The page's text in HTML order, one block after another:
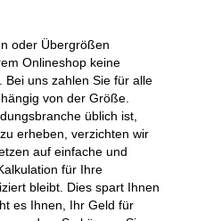
oder Übergrößen
Onlineshop keine
Bei uns zahlen Sie für alle
von der Größe.
üblich ist,
erheben, verzichten wir
auf einfache und
für Ihre
bleibt. Dies spart Ihnen
es Ihnen, Ihr Geld für